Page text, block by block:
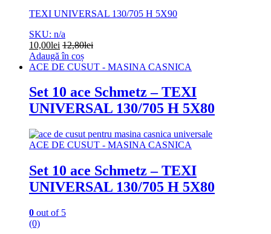
TEXI UNIVERSAL 130/705 H 5X90
SKU: n/a
10,00lei 12,80lei
Adaugă în coș
ACE DE CUSUT - MASINA CASNICA
Set 10 ace Schmetz – TEXI
UNIVERSAL 130/705 H 5X80
ACE DE CUSUT - MASINA CASNICA
Set 10 ace Schmetz – TEXI
UNIVERSAL 130/705 H 5X80
0 out of 5
(0)